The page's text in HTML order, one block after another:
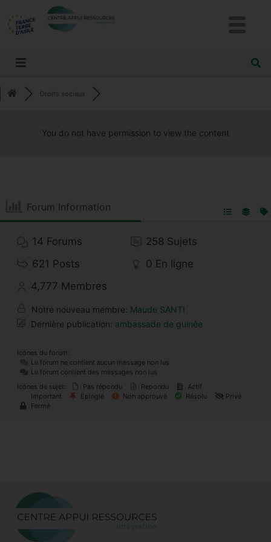
Droits sociaux
You do not have permission to view the content
Forum Information
14 Forums 258 Sujets
621 Posts 0 En ligne
4,777 Membres
Notre nouveau membre: Maude SANTI
Dernière publication: ambassade de guinée
Icônes du forum:
Le forum ne contient aucun message non lus
Le forum contient des messages non lus
Icônes de sujet:
Pas répondu Repondu
Actif
Important
Épinglé Non approuvé Résolu
Privé
Fermé